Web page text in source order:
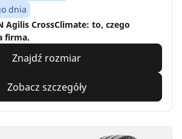
dnia
Agilis CrossClimate: to, czego
firma.
Znajdź rozmiar
Zobacz szczegóły